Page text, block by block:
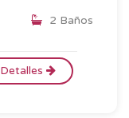
2 Baños
Detalles